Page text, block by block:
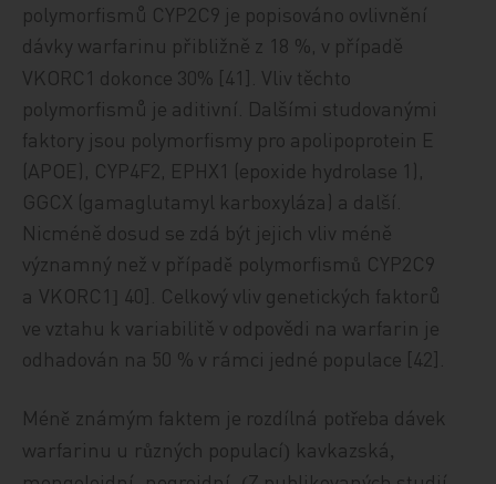
polymorfismů CYP2C9 je popisováno ovlivnění
dávky warfarinu přibližně z 18 %, v případě
VKORC1 dokonce 30% [41]. Vliv těchto
polymorfismů je aditivní. Dalšími studovanými
faktory jsou polymorfismy pro apolipoprotein E
(APOE), CYP4F2, EPHX1 (epoxide hydrolase 1),
GGCX (gamaglutamyl karboxyláza) a další.
Nicméně dosud se zdá být jejich vliv méně
významný než v případě polymorfism ů CYP2C9
a VKORC1 [ 40]. Celkový vliv genetických faktorů
ve vztahu k variabilitě v odpovědi na warfarin je
odhadován na 50 % v rámci jedné populace [42].
Méně známým faktem je rozdílná potřeba dávek
warfarinu u r ůzných populací ( kavkazská